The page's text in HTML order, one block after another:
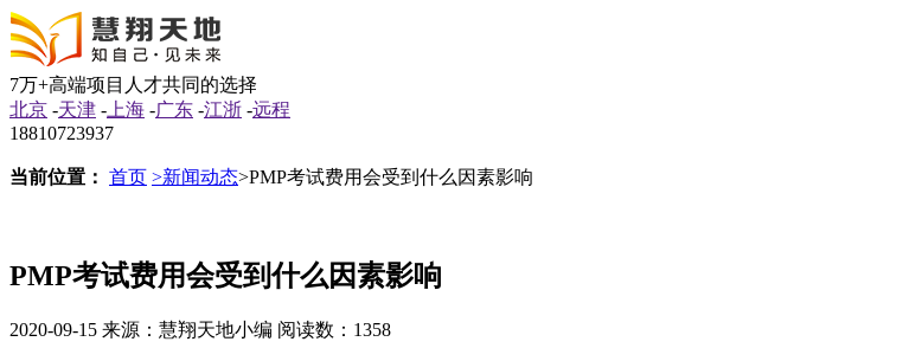
7万+高端项目人才共同的选择
北京 -天津 - 上海 -广东 -江浙 -远程
18810723937
当前位置： 首页 >新闻动态>PMP考试费用会受到什么因素影响
PMP考试费用会受到什么因素影响
2020-09-15 来源：慧翔天地小编 阅读数：1358